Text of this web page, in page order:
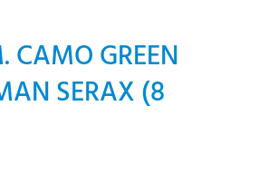
CAMO GREEN
SERAX (8